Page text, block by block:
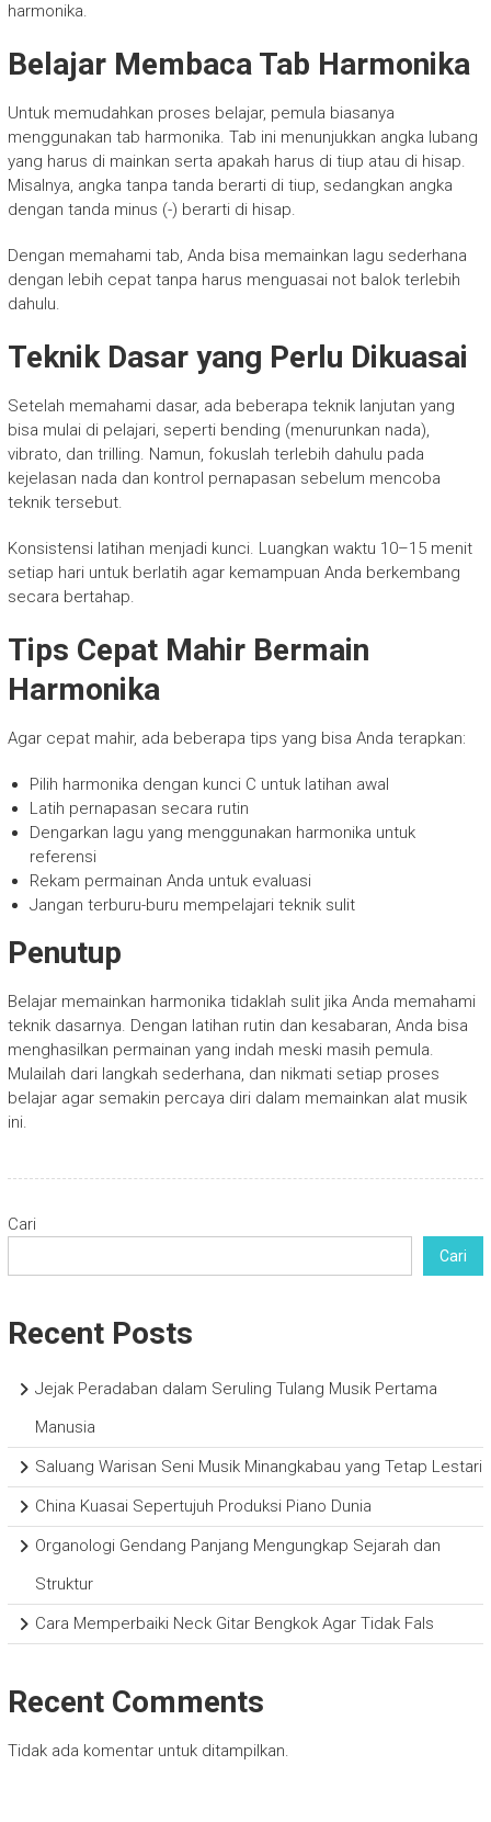
harmonika.
Belajar Membaca Tab Harmonika
Untuk memudahkan proses belajar, pemula biasanya
menggunakan tab harmonika. Tab ini menunjukkan angka lubang
yang harus di mainkan serta apakah harus di tiup atau di hisap.
Misalnya, angka tanpa tanda berarti di tiup, sedangkan angka
dengan tanda minus (-) berarti di hisap.
Dengan memahami tab, Anda bisa memainkan lagu sederhana
dengan lebih cepat tanpa harus menguasai not balok terlebih
dahulu.
Teknik Dasar yang Perlu Dikuasai
Setelah memahami dasar, ada beberapa teknik lanjutan yang
bisa mulai di pelajari, seperti bending (menurunkan nada),
vibrato, dan trilling. Namun, fokuslah terlebih dahulu pada
kejelasan nada dan kontrol pernapasan sebelum mencoba
teknik tersebut.
Konsistensi latihan menjadi kunci. Luangkan waktu 10–15 menit
setiap hari untuk berlatih agar kemampuan Anda berkembang
secara bertahap.
Tips Cepat Mahir Bermain
Harmonika
Agar cepat mahir, ada beberapa tips yang bisa Anda terapkan:
Pilih harmonika dengan kunci C untuk latihan awal
Latih pernapasan secara rutin
Dengarkan lagu yang menggunakan harmonika untuk
referensi
Rekam permainan Anda untuk evaluasi
Jangan terburu-buru mempelajari teknik sulit
Penutup
Belajar memainkan harmonika tidaklah sulit jika Anda memahami
teknik dasarnya. Dengan latihan rutin dan kesabaran, Anda bisa
menghasilkan permainan yang indah meski masih pemula.
Mulailah dari langkah sederhana, dan nikmati setiap proses
belajar agar semakin percaya diri dalam memainkan alat musik
ini.
Cari
Cari
Recent Posts
Jejak Peradaban dalam Seruling Tulang Musik Pertama
Manusia
Saluang Warisan Seni Musik Minangkabau yang Tetap Lestari
China Kuasai Sepertujuh Produksi Piano Dunia
Organologi Gendang Panjang Mengungkap Sejarah dan
Struktur
Cara Memperbaiki Neck Gitar Bengkok Agar Tidak Fals
Recent Comments
Tidak ada komentar untuk ditampilkan.